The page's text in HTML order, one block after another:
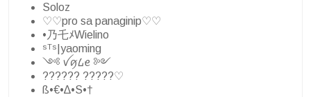
Soloz
♡♡pro sa panaginip♡♡
•乃乇ﾒWielino
ˢᵀˢ|yaoming
༺ ꪜꪇ᠘ꫀ ༻
?????? ?????♡
ß•€•∆•S•†